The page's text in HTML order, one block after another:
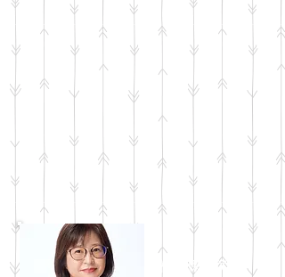
社会保険労務